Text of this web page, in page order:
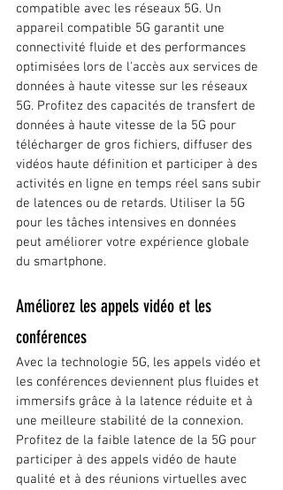
compatible avec les réseaux 5G. Un
appareil compatible 5G garantit une
connectivité fluide et des performances
optimisées lors de l'accès aux services de
données à haute vitesse sur les réseaux
5G. Profitez des capacités de transfert de
données à haute vitesse de la 5G pour
télécharger de gros fichiers, diffuser des
vidéos haute définition et participer à des
activités en ligne en temps réel sans subir
de latences ou de retards. Utiliser la 5G
pour les tâches intensives en données
peut améliorer votre expérience globale
du smartphone.
Améliorez les appels vidéo et les
conférences
Avec la technologie 5G, les appels vidéo et
les conférences deviennent plus fluides et
immersifs grâce à la latence réduite et à
une meilleure stabilité de la connexion.
Profitez de la faible latence de la 5G pour
participer à des appels vidéo de haute
qualité et à des réunions virtuelles avec